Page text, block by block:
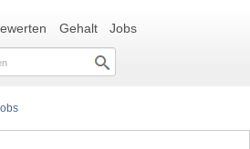
Gehalt Jobs